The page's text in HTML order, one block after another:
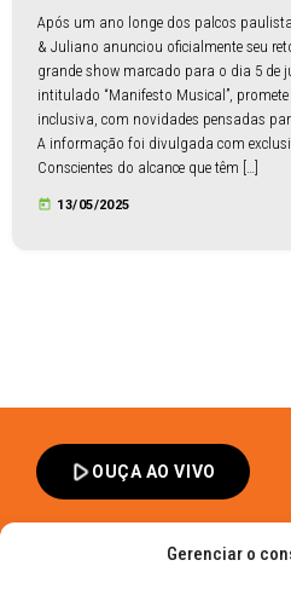
Gerenciar o
Após um ano longe dos palcos
& Juliano anunciou oficialmente seu
grande show marcado para o dia 5 de
intitulado “Manifesto Musical”,
inclusiva, com novidades pensadas
A informação foi divulgada com
Conscientes do alcance que têm […]
today 13/05/2025
play_arrowOUÇA AO VIVO